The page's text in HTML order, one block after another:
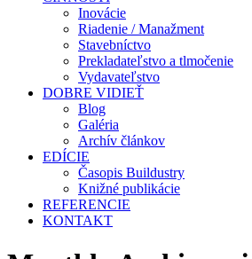
Inovácie
Riadenie / Manažment
Stavebníctvo
Prekladateľstvo a tlmočenie
Vydavateľstvo
DOBRE VIDIEŤ
Blog
Galéria
Archív článkov
EDÍCIE
Časopis Buildustry
Knižné publikácie
REFERENCIE
KONTAKT